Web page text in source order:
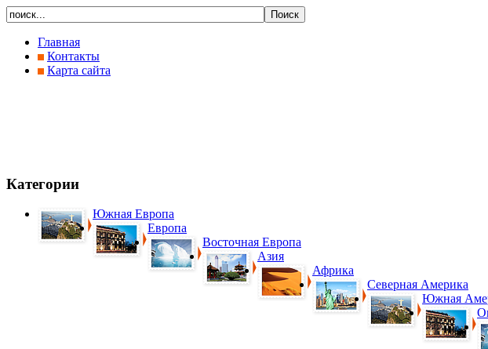
Главная
Контакты
Карта сайта
Категории
Южная Европа
Европа
Восточная Европа
Азия
Африка
Северная Америка
Южная